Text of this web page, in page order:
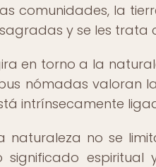
comunidades, la
y se les trata
en torno a la
nómadas valoran
intrínsecamente
naturaleza no se
significado